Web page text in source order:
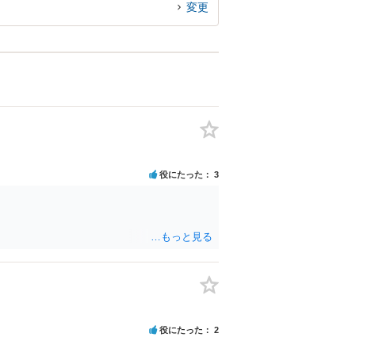
変更
役にたった 3
役にたった 2